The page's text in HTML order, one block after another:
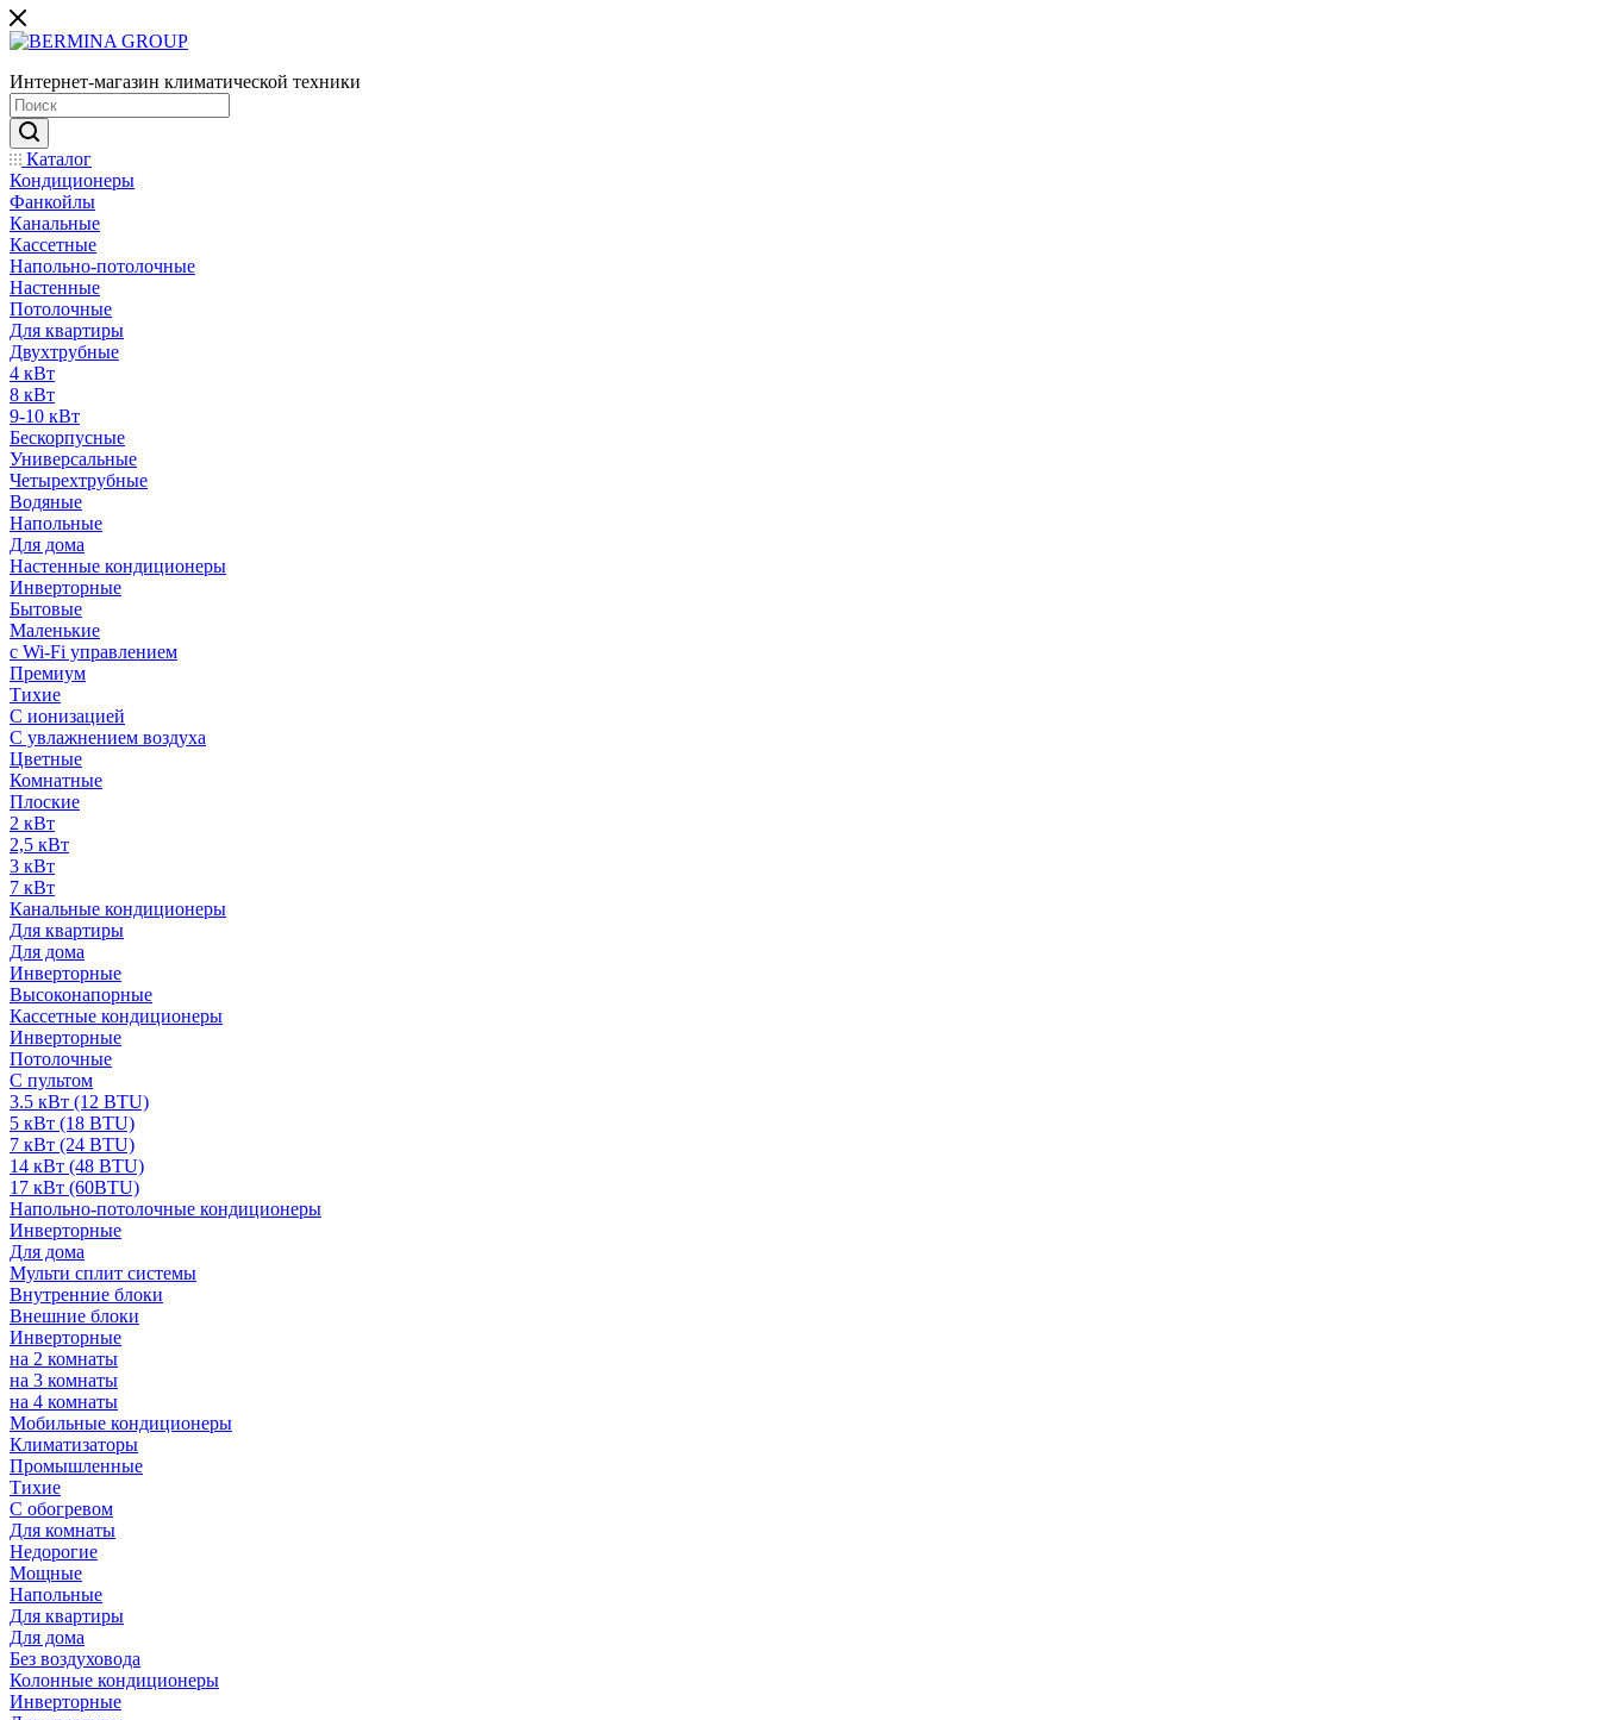
Интернет-магазин климатической техники
Каталог
Кондиционеры
Фанкойлы
Канальные
Кассетные
Напольно-потолочные
Настенные
Потолочные
Для квартиры
Двухтрубные
4 кВт
8 кВт
9-10 кВт
Бескорпусные
Универсальные
Четырехтрубные
Водяные
Напольные
Для дома
Настенные кондиционеры
Инверторные
Бытовые
Маленькие
с Wi-Fi управлением
Премиум
Тихие
С ионизацией
С увлажнением воздуха
Цветные
Комнатные
Плоские
2 кВт
2,5 кВт
3 кВт
7 кВт
Канальные кондиционеры
Для квартиры
Для дома
Инверторные
Высоконапорные
Кассетные кондиционеры
Инверторные
Потолочные
С пультом
3.5 кВт (12 BTU)
5 кВт (18 BTU)
7 кВт (24 BTU)
14 кВт (48 BTU)
17 кВт (60BTU)
Напольно-потолочные кондиционеры
Инверторные
Для дома
Мульти сплит системы
Внутренние блоки
Внешние блоки
Инверторные
на 2 комнаты
на 3 комнаты
на 4 комнаты
Мобильные кондиционеры
Климатизаторы
Промышленные
Тихие
С обогревом
Для комнаты
Недорогие
Мощные
Напольные
Для квартиры
Для дома
Без воздуховода
Колонные кондиционеры
Инверторные